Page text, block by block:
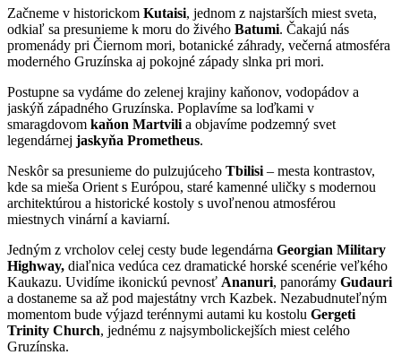
Začneme v historickom Kutaisi, jednom z najstarších miest sveta,
odkiaľ sa presunieme k moru do živého Batumi. Čakajú nás
promenády pri Čiernom mori, botanické záhrady, večerná atmosféra
moderného Gruzínska aj pokojné západy slnka pri mori.
Postupne sa vydáme do zelenej krajiny kaňonov, vodopádov a
jaskýň západného Gruzínska. Poplavíme sa loďkami v
smaragdovom kaňon Martvili a objavíme podzemný svet
legendárnej jaskyňa Prometheus.
Neskôr sa presunieme do pulzujúceho Tbilisi – mesta kontrastov,
kde sa mieša Orient s Európou, staré kamenné uličky s modernou
architektúrou a historické kostoly s uvoľnenou atmosférou
miestnych vinární a kaviarní.
Jedným z vrcholov celej cesty bude legendárna Georgian Military
Highway, diaľnica vedúca cez dramatické horské scenérie veľkého
Kaukazu. Uvidíme ikonickú pevnosť Ananuri, panorámy Gudauri
a dostaneme sa až pod majestátny vrch Kazbek. Nezabudnuteľným
momentom bude výjazd terénnymi autami ku kostolu Gergeti
Trinity Church, jednému z najsymbolickejších miest celého
Gruzínska.